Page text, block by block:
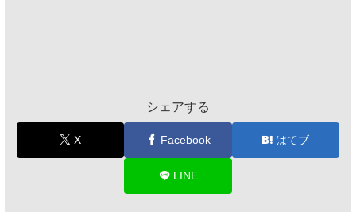
シェアする
X Facebook はてブ
LINE